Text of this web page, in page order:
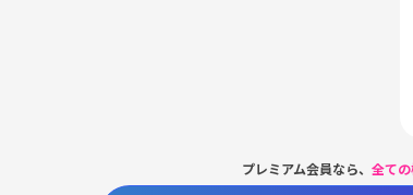
プレミアム会員なら、 全て